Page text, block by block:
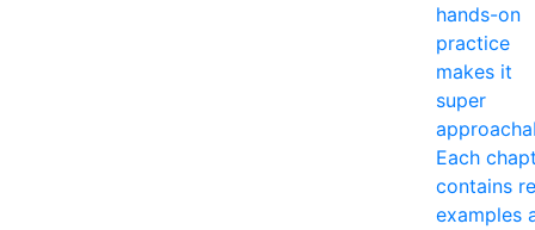
hands-on
practice
makes it
super
Each
contains
examples